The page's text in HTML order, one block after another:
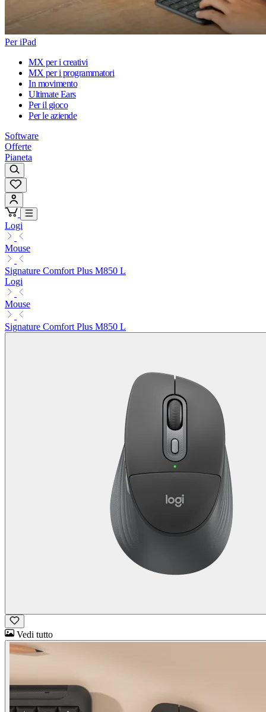
Per iPad
MX per i creativi
MX per i programmatori
In movimento
Ultimate Ears
Per il gioco
Per le aziende
Software
Offerte
Pianeta
Logi
Mouse
Signature Comfort Plus M850 L
Logi
Mouse
Signature Comfort Plus M850 L
Vedi tutto